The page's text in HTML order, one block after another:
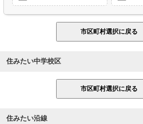
住みたい中学校区
住みたい沿線